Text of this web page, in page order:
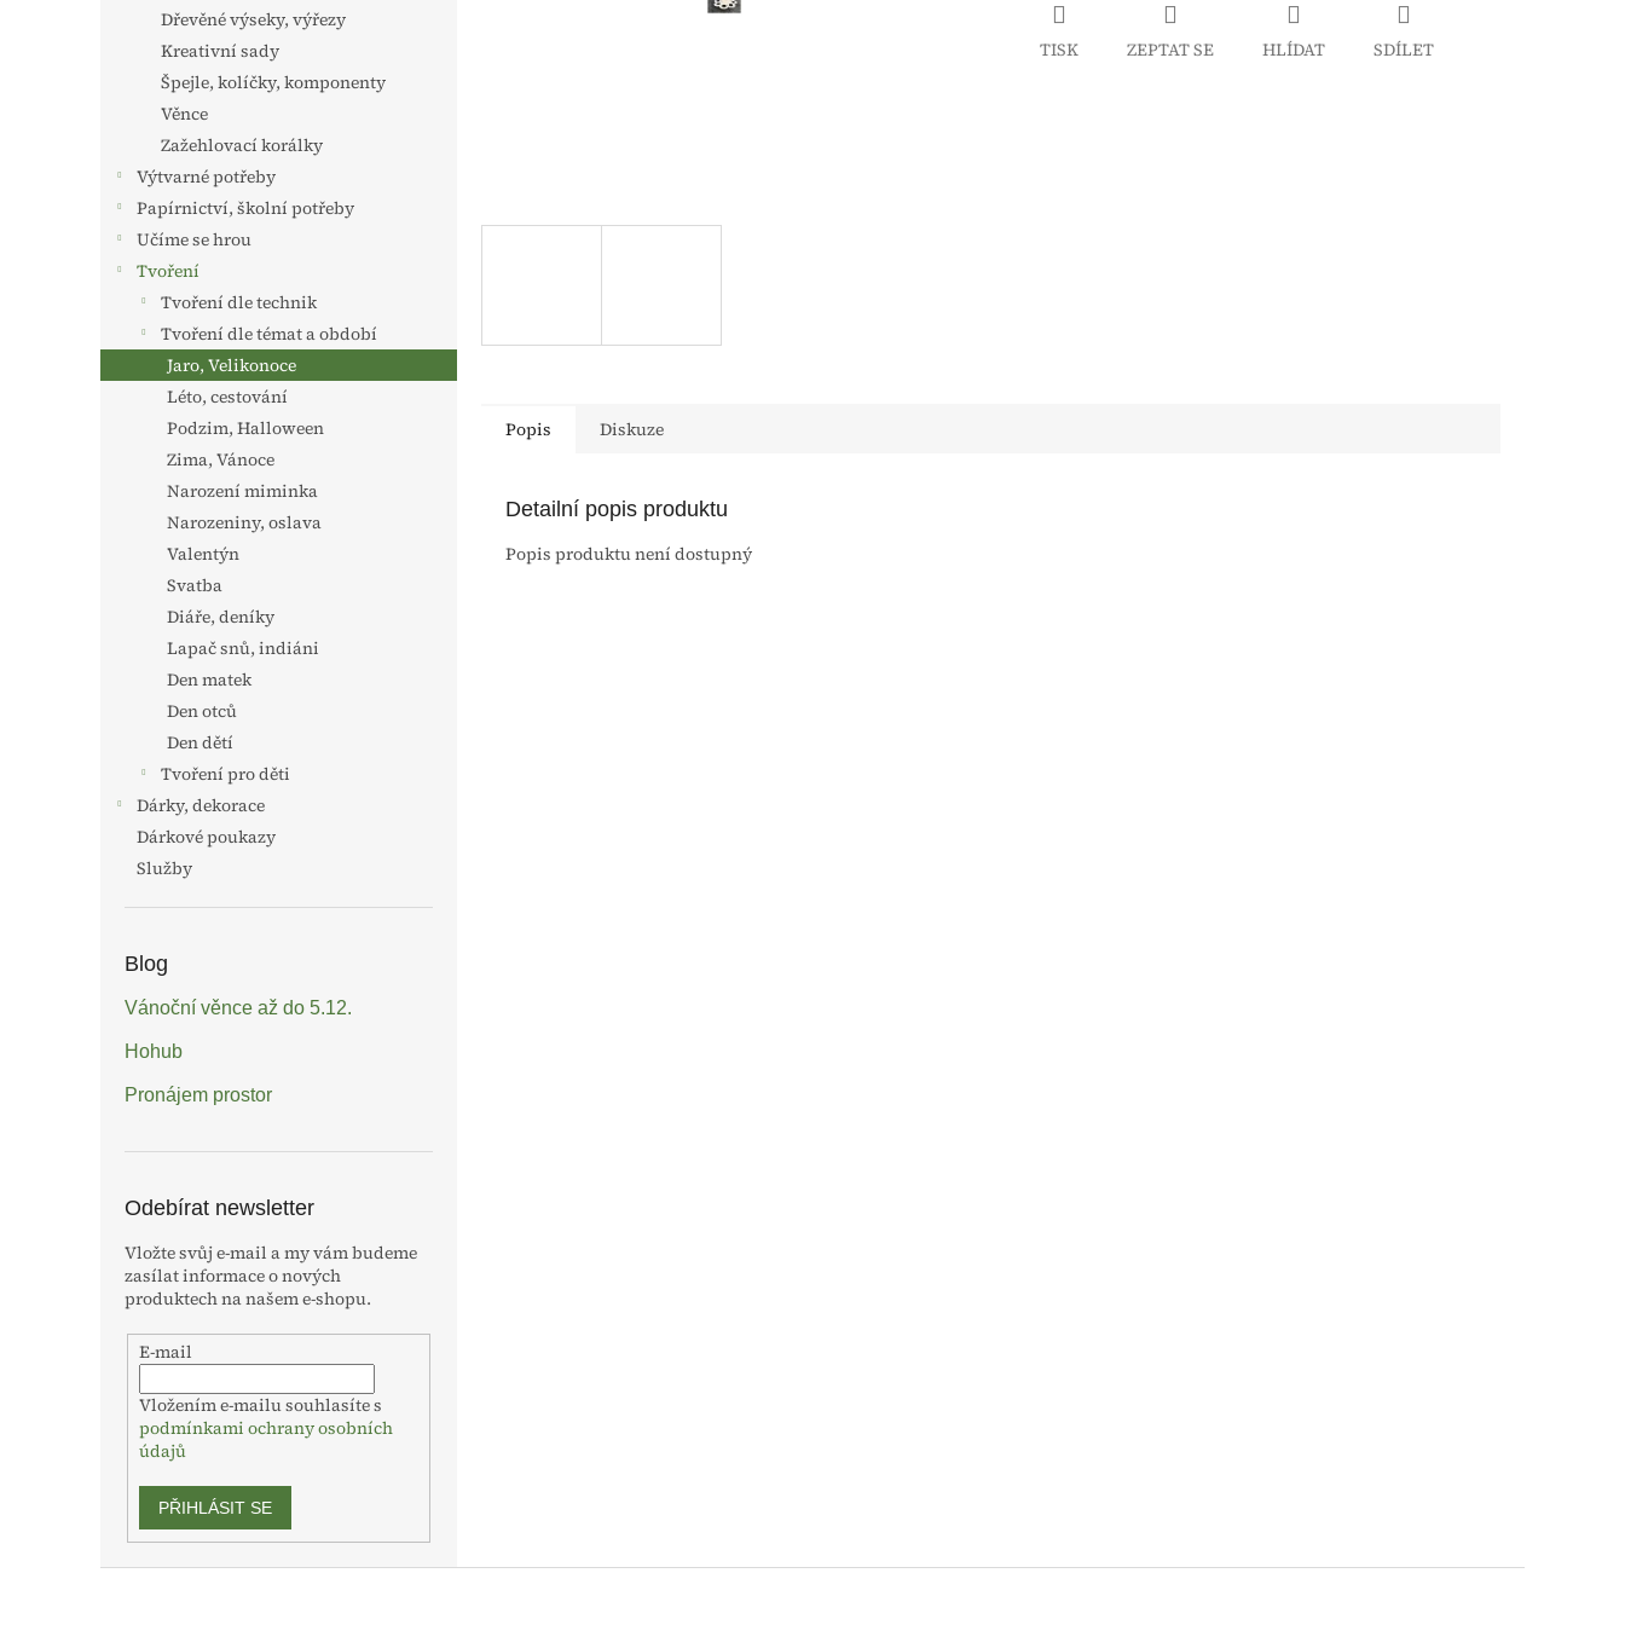
Dřevěné výseky, výřezy
Kreativní sady
Špejle, kolíčky, komponenty
Věnce
Zažehlovací korálky
Výtvarné potřeby
Papírnictví, školní potřeby
Učíme se hrou
Tvoření
Tvoření dle technik
Tvoření dle témat a období
Jaro, Velikonoce
Léto, cestování
Podzim, Halloween
Zima, Vánoce
Narození miminka
Narozeniny, oslava
Valentýn
Svatba
Diáře, deníky
Lapač snů, indiáni
Den matek
Den otců
Den dětí
Tvoření pro děti
Dárky, dekorace
Dárkové poukazy
Služby
Blog
Vánoční věnce až do 5.12.
Hohub
Pronájem prostor
Odebírat newsletter
Vložte svůj e-mail a my vám budeme
zasílat informace o nových
produktech na našem e-shopu.
E-mail
Vložením e-mailu souhlasíte s
podmínkami ochrany osobních
údajů
PŘIHLÁSIT SE
TISK ZEPTAT SE HLÍDAT SDÍLET
Popis Diskuze
Detailní popis produktu
Popis produktu není dostupný